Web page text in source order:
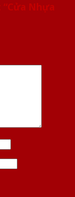
Nhựa